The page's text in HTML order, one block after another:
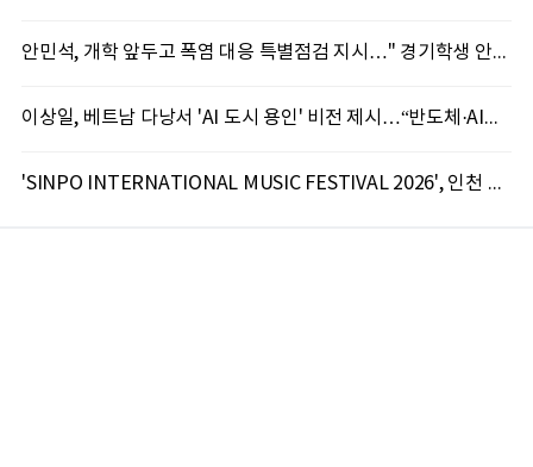
안민석, 개학 앞두고 폭염 대응 특별점검 지시…" 경기학생 안전 최우선"
이상일, 베트남 다낭서 'AI 도시 용인' 비전 제시…“반도체·AI로 시민 삶 바꾼다”
'SINPO INTERNATIONAL MUSIC FESTIVAL 2026', 인천 신포서 국제 음악축제 개최